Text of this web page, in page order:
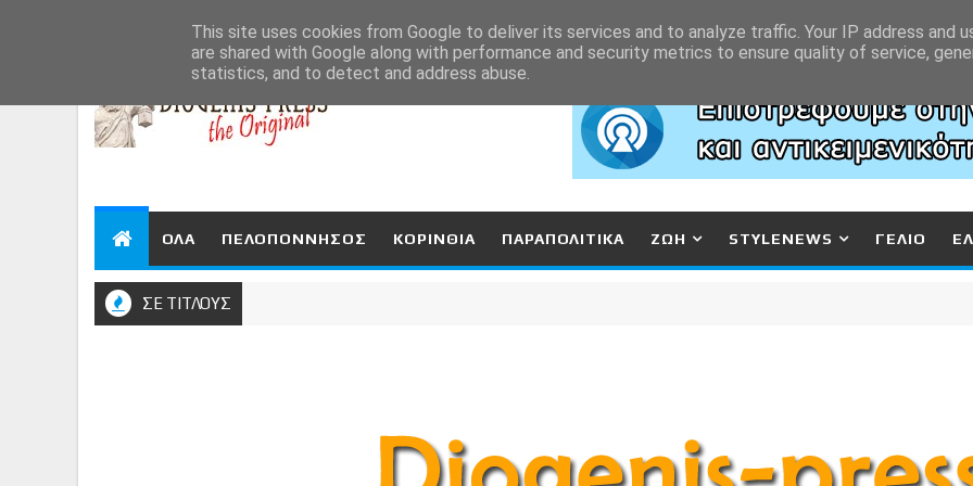
ΟΛΑ ΠΕΛΟΠΟΝΝΗΣΟΣ ΚΟΡΙΝΘΙΑ ΠΑΡΑΠΟΛΙΤΙΚΑ ΖΩΗ STYLENEWS ΓΕΛΙΟ
ΣΕ ΤΙΤΛΟΥΣ
This site uses cookies from Google to deliver its services and to analyze traffic. Your IP address and
are shared with Google along with performance and security metrics to ensure quality of service,
statistics, and to detect and address abuse.